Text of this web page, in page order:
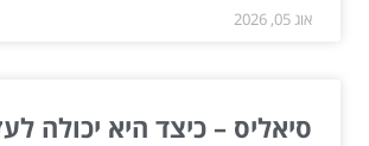
אוג 05, 2026
סיאליס – כיצד היא יכולה